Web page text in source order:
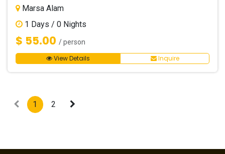
Marsa Alam
1 Days / 0 Nights
$ 55.00 / person
View Details Inquire
1 2